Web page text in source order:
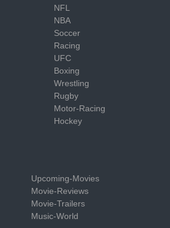
NFL
NBA
Soccer
Racing
UFC
Boxing
Wrestling
Rugby
Motor-Racing
Hockey
Upcoming-Movies
Movie-Reviews
Movie-Trailers
Music-World